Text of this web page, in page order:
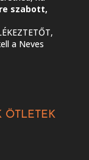
szabott,
a Neves
ÖTLETEK